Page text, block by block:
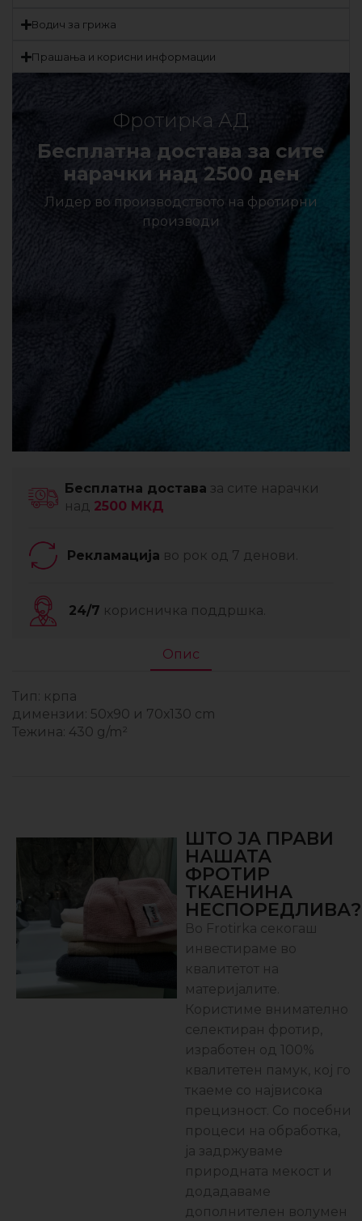
Водич за грижа
Прашања и корисни информации
Фротирка АД
Бесплатна достава за сите
нарачки над 2500 ден
Лидер во производството на фротирни
производи
Бесплатна достава за сите нарачки
над 2500 МКД
Рекламација во рок од 7 денови.
24/7 корисничка поддршка.
Опис
Тип: крпа
димензии: 50х90 и 70х130 cm
Тежина: 430 g/m²
ШТО ЈА ПРАВИ
НАШАТА
ФРОТИР
ТКАЕНИНА
НЕСПОРЕДЛИВА?
Во Frotirka секогаш
инвестираме во
квалитетот на
материјалите.
Користиме внимателно
селектиран фротир,
изработен од 100%
квалитетен памук, кој го
ткаеме со највисока
прецизност. Со посебни
процеси на обработка,
ја задржуваме
природната мекост и
додадаваме
дополнителен волумен